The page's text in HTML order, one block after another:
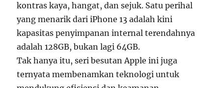
kontras kaya, hangat, dan sejuk. Satu perihal
yang menarik dari iPhone 13 adalah kini
kapasitas penyimpanan internal terendahnya
adalah 128GB, bukan lagi 64GB.
Tak hanya itu, seri besutan Apple ini juga
ternyata membenamkan teknologi untuk